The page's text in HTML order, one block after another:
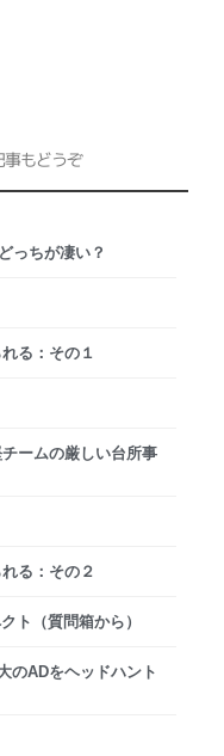
事もどうぞ
っちが凄い？
る：その１
ームの厳しい台所事
る：その２
ト（質問箱から）
のADをヘッドハント